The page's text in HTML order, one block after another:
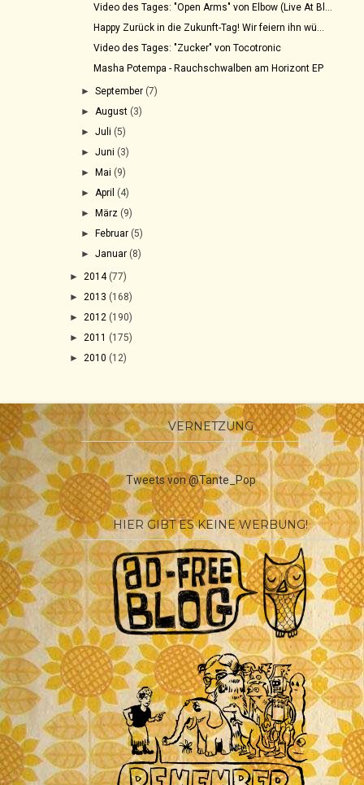
Video des Tages: "Open Arms" von Elbow (Live At Bl...
Happy Zurück in die Zukunft-Tag! Wir feiern ihn wü...
Video des Tages: "Zucker" von Tocotronic
Masha Potempa - Rauchschwalben am Horizont EP
►September (7)
► August (3)
►Juli (5)
►Juni (3)
►Mai (9)
► April (4)
►März (9)
►Februar (5)
►Januar (8)
► 2014 (77)
► 2013 (168)
► 2012 (190)
► 2011 (175)
► 2010 (12)
VERNETZUNG
Tweets von @Tante_Pop
HIER GIBT ES KEINE WERBUNG!